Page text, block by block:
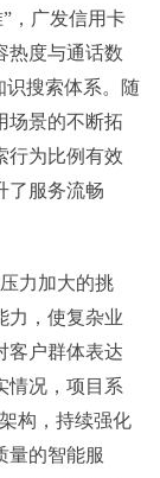
，广发信用卡
热度与通话数
识搜索体系。随
场景的不断拓
行为比例有效
了服务流畅
力加大的挑
力，使复杂业
客户群体表达
情况，项目系
构，持续强化
量的智能服